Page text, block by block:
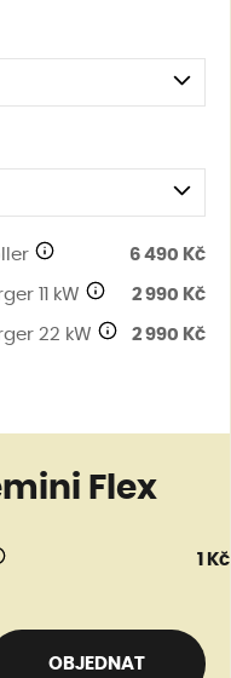
6 490 Kč
11 kW 2 990 Kč
22 kW 2 990 Kč
Flex
1 Kč
OBJEDNAT